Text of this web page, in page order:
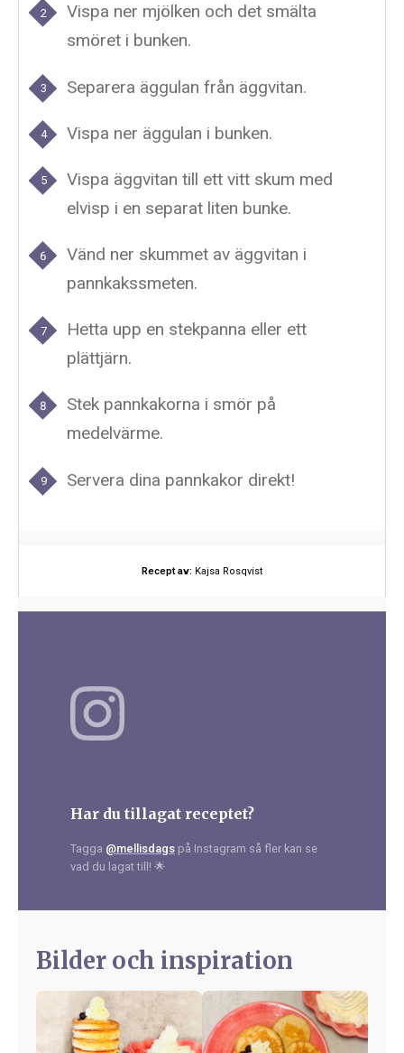
Vispa ner mjölken och det smälta
smöret i bunken.
Separera äggulan från äggvitan.
Vispa ner äggulan i bunken.
Vispa äggvitan till ett vitt skum med
elvisp i en separat liten bunke.
Vänd ner skummet av äggvitan i
pannkakssmeten.
Hetta upp en stekpanna eller ett
plättjärn.
Stek pannkakorna i smör på
medelvärme.
Servera dina pannkakor direkt!
Recept av: Kajsa Rosqvist
Har du tillagat receptet?
Tagga @mellisdags på Instagram så fler kan se
vad du lagat till! 🌟
Bilder och inspiration